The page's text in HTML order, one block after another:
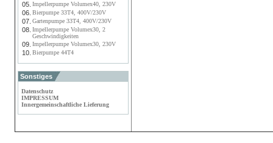
05. Impellerpumpe Volumex40, 230V
06. Bierpumpe 33T4, 400V/230V
07. Gartenpumpe 33T4, 400V/230V
08. Impellerpumpe Volumex30, 2
Geschwindigkeiten
09. Impellerpumpe Volumex30, 230V
10. Bierpumpe 44T4
Sonstiges
Datenschutz
IMPRESSUM
Innergemeinschaftliche Lieferung